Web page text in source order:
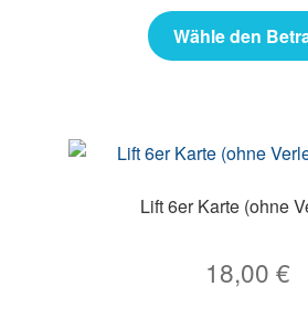
Wähle den
Lift 6er Karte (ohne
18,00 €